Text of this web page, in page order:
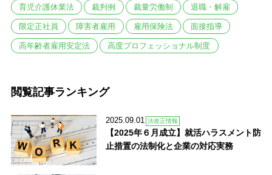
育児介護休業法 裁判例 裁量労働制 退職・解雇
限定正社員 障害者雇用 雇用保険法 面接指導
高年齢者雇用安定法 高度プロフェッショナル制度
閲覧記事ランキング
2025.09.01 法改正情報
【2025年６月成立】就活ハラスメント防
止措置の法制化と企業の対応実務